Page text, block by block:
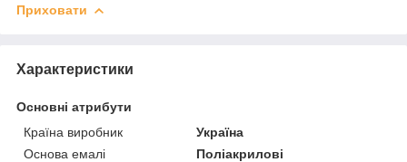
Приховати
Характеристики
Основні атрибути
Країна виробник
Україна
Основа емалі
Поліакрилові